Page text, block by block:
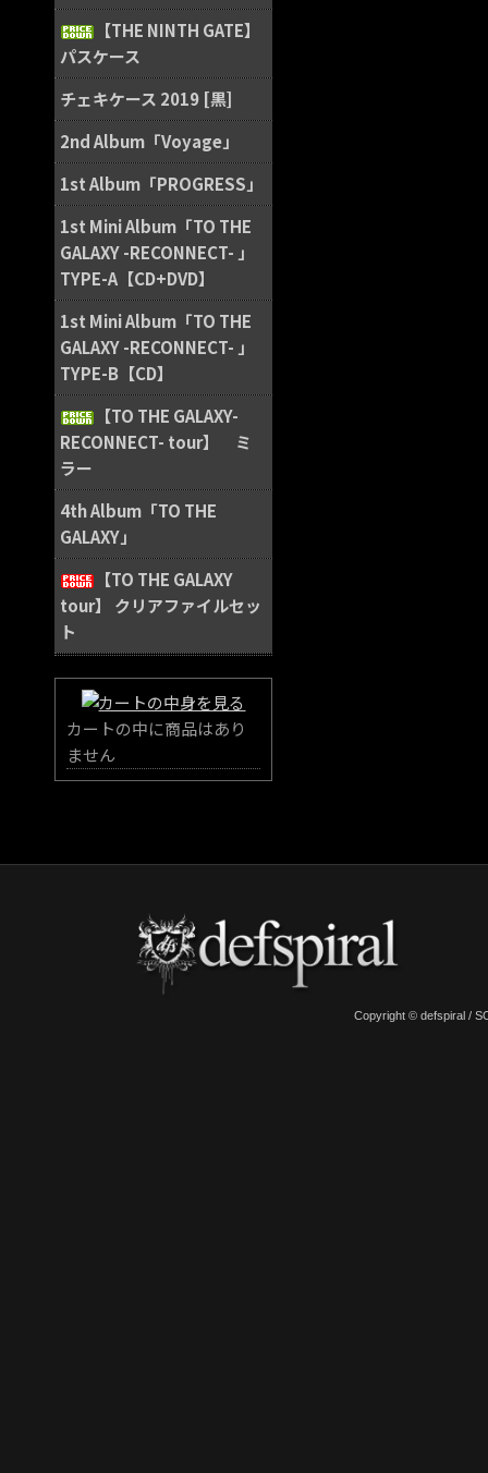
【THE NINTH GATE】
パスケース
チェキケース 2019 [黒]
2nd Album「Voyage」
1st Album「PROGRESS」
1st Mini Album「TO THE
GALAXY -RECONNECT- 」
TYPE-A【CD+DVD】
1st Mini Album「TO THE
GALAXY -RECONNECT- 」
TYPE-B【CD】
【TO THE GALAXY-
RECONNECT- tour】 ミ
ラー
4th Album「TO THE
GALAXY」
【TO THE GALAXY
tour】 クリアファイルセッ
ト
カートの中に商品はあり
ません
Copyright © defspiral /